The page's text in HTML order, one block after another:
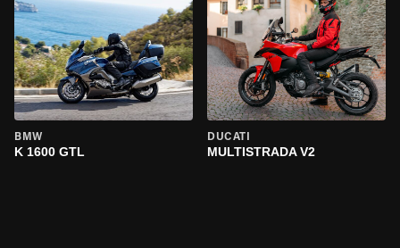
BMW
K 1600 GTL
DUCATI
MULTISTRADA V2